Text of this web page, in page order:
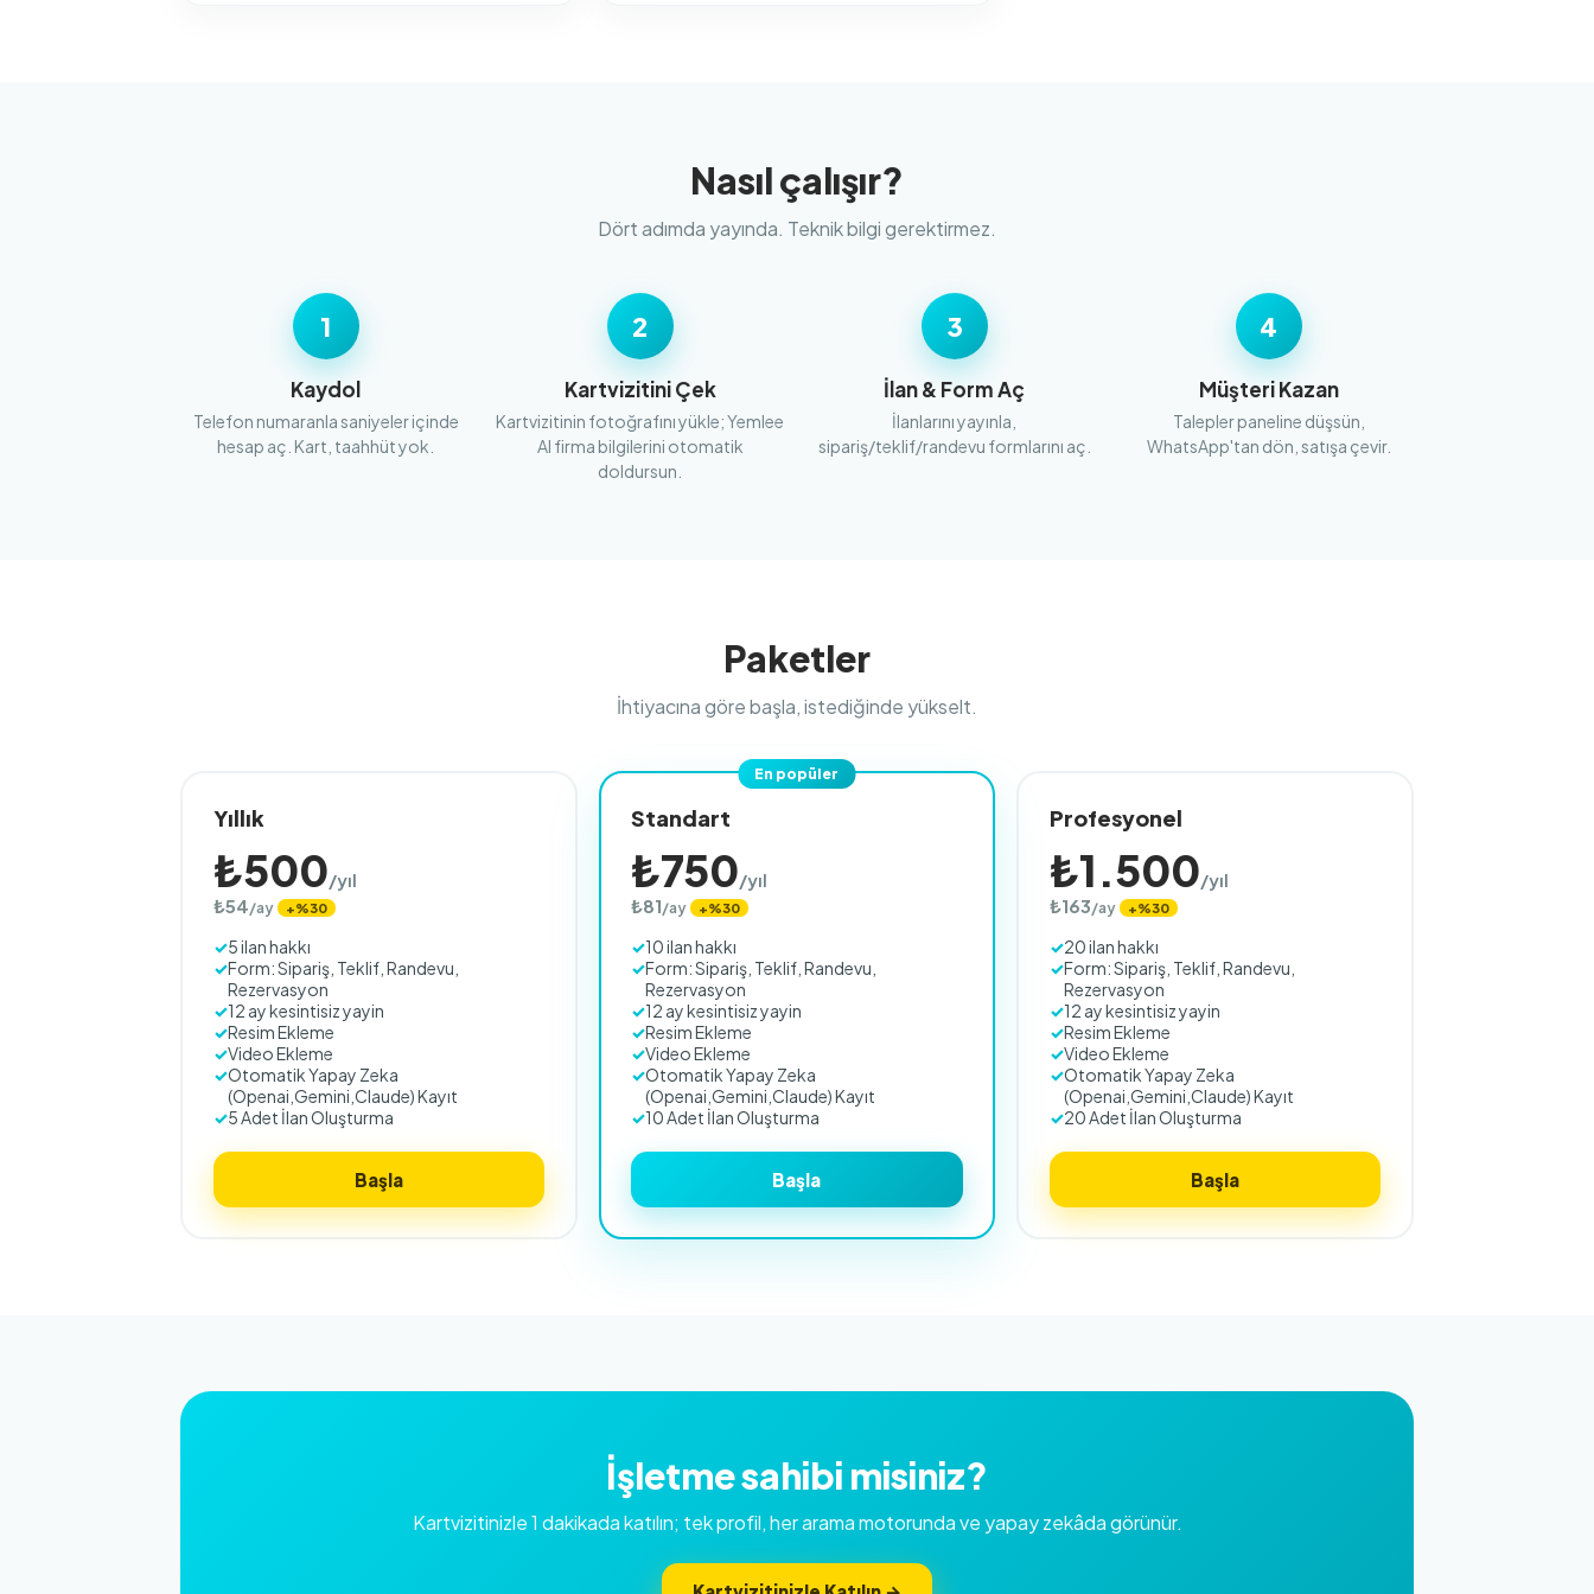
Nasıl çalışır?
Dört adımda yayında. Teknik bilgi gerektirmez.
1
Kaydol
Telefon numaranla saniyeler içinde
hesap aç. Kart, taahhüt yok.
2
Kartvizitini Çek
Kartvizitinin fotoğrafını yükle; Yemlee
AI firma bilgilerini otomatik
doldursun.
3
İlan & Form Aç
İlanlarını yayınla,
sipariş/teklif/randevu formlarını aç.
4
Müşteri Kazan
Talepler paneline düşsün,
WhatsApp'tan dön, satışa çevir.
Paketler
İhtiyacına göre başla, istediğinde yükselt.
Yıllık
₺500/yıl
₺54/ay +%30
5 ilan hakkı
Form: Sipariş, Teklif, Randevu,
Rezervasyon
12 ay kesintisiz yayin
Resim Ekleme
Video Ekleme
Otomatik Yapay Zeka
(Openai,Gemini,Claude) Kayıt
5 Adet İlan Oluşturma
Başla
En popüler
Standart
₺750/yıl
₺81/ay +%30
10 ilan hakkı
Form: Sipariş, Teklif, Randevu,
Rezervasyon
12 ay kesintisiz yayin
Resim Ekleme
Video Ekleme
Otomatik Yapay Zeka
(Openai,Gemini,Claude) Kayıt
10 Adet İlan Oluşturma
Başla
Profesyonel
₺1.500/yıl
₺163/ay +%30
20 ilan hakkı
Form: Sipariş, Teklif, Randevu,
Rezervasyon
12 ay kesintisiz yayin
Resim Ekleme
Video Ekleme
Otomatik Yapay Zeka
(Openai,Gemini,Claude) Kayıt
20 Adet İlan Oluşturma
Başla
İşletme sahibi misiniz?
Kartvizitinizle 1 dakikada katılın; tek profil, her arama motorunda ve yapay zekâda görünür.